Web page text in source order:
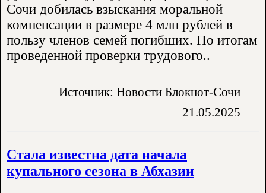
Сочи добилась взыскания моральной
компенсации в размере 4 млн рублей в
пользу членов семей погибших. По итогам
проведенной проверки трудового..
Источник: Новости Блокнот-Сочи
21.05.2025
Стала известна дата начала
купального сезона в Абхазии